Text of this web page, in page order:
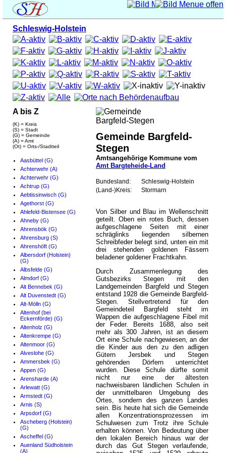
Schleswig-Holstein
A bis Z
(K) = Kreis
(S) = Stadt
(G) = Gemeinde
(A) = Amt
(Ot) = Orts-/Stadtteil
Aasbüttel (G)
Achterwehr (A)
Achterwehr (G)
Achtrup (G)
Aebtissinwisch (G)
Agethorst (G)
Ahlefeld-Bistensee (G)
Ahneby (G)
Ahrensbök (G)
Ahrensburg (S)
Ahrenshöft (G)
Albersdorf (Holstein)
(G)
Albsfelde (G)
Almdorf (G)
Alt Bennebek (G)
Alt Duvenstedt (G)
Alt-Mölln (G)
Altenhof (bei
Eckernförde) (G)
Altenholz (G)
Altenkrempe (G)
Altenmoor (G)
Alveslohe (G)
Ammersbek (G)
Appen (G)
Arensharde (A)
Arlewatt (G)
Armstedt (G)
Arnis (S)
Arpsdorf (G)
Ascheberg (Holstein)
(G)
Ascheffel (G)
Auenland Südholstein
(A)
Gemeinde Bargfeld-
Stegen
Amtsangehörige Kommune vom
Amt Bargteheide-Land
Bundesland:
Schleswig-Holstein
(Land-)Kreis:
Stormarn
Von Silber und Blau im Wellenschnitt
geteilt. Oben ein rotes Buch, dessen
aufgeschlagene Seiten mit einer
schräglinks liegenden silbernen
Schreibfeder belegt sind, unten ein mit
drei stehenden goldenen Fässern
beladener goldener Frachtkahn.
Durch Zusammenlegung des
Gutsbezirks Stegen mit den
Landgemeinden Bargfeld und Stegen
entstand 1928 die Gemeinde Bargfeld-
Stegen. Stellvertretend für den
Gemeindeteil Bargfeld steht im
Wappen die aufgeschlagene Fibel mit
der Feder. Bereits 1688, also seit
mehr als 300 Jahren, ist an diesem
Ort eine Schule nachgewiesen, an der
die Kinder aus den zu den adligen
Gütern Jersbek und Stegen
gehörenden Dörfern unterrichtet
wurden. Diese Schule dürfte somit
nicht nur eine der ältesten
nachweisbaren ländlichen Schulen in
der unmittelbaren Umgebung des
Ortes, sondern des ganzen Landes
sein. Bis heute hat sich die Gemeinde
allen Konzentrationsprozessen im
Schulwesen zum Trotz ihre Schule
erhalten können. Von Bedeutung über
den lokalen Bereich hinaus war der
durch das Gut Stegen verlaufende,